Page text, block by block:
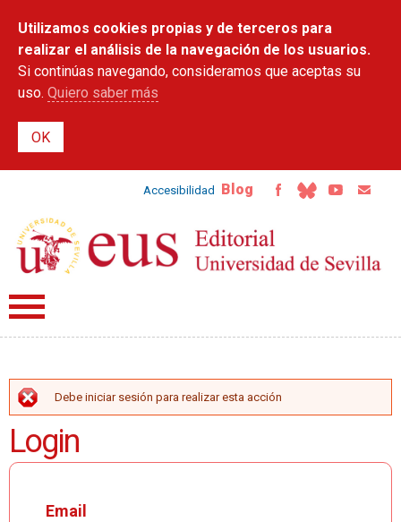
contenido
principal
Utilizamos cookies propias y de terceros para
realizar el análisis de la navegación de los usuarios.
Si continúas navegando, consideramos que aceptas su
uso. Quiero saber más
Accesibilidad Blog
MENSAJE DE ERROR
Debe iniciar sesión para realizar esta acción
Login
Email